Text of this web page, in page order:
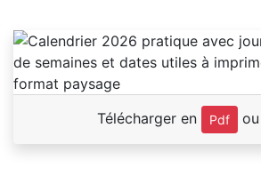
Télécharger en Pdf ou